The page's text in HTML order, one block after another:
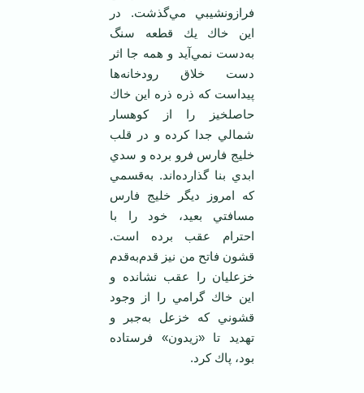
فرازونشيبي‌ مي‌گذشت‌. در
اين‌ خاك‌ يك‌ قطعه‌ سنگ‌
به‌دست‌ نمي‌آيد و همه‌ جا اثر
دست‌ خلاق‌ رودخانه‌ها
پيداست‌ كه‌ ذره‌ ذره‌ اين‌ خاك‌
حاصلخيز را از كوهسار
شمالي‌ جدا كرده‌ و در قلب‌
خليج‌ فارس‌ فرو برده‌ و سدي‌
ابدي‌ بنا گذارده‌اند. به‌قسمي‌
كه‌ امروز ديگر خليج‌ فارس‌
مسافتي‌ بعيد، خود را با
احترام‌ عقب‌ برده‌ است‌.
قشون‌ فاتح‌ من‌ نيز قدم‌به‌قدم‌
خزعليان‌ را عقب‌ نشانده‌ و
اين‌ خاك‌ گرامي‌ را از وجود
قشوني‌ كه‌ خزعل‌ به‌جبر و
تهديد تا «زيدون‌» فرستاده‌
بود، پاك‌ كرد.